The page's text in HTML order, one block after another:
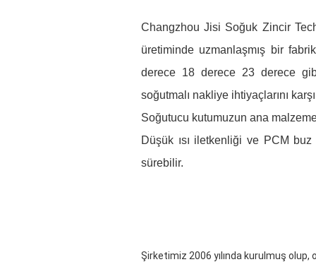
Changzhou Jisi Soğuk Zincir
üretiminde uzmanlaşmış bir
derece 18 derece 23 derece
soğutmalı nakliye ihtiyaçlarını
Soğutucu kutumuzun ana
Düşük ısı iletkenliği ve PCM
sürebilir.
Şirketimiz 2006 yılında kurulmuş olup,